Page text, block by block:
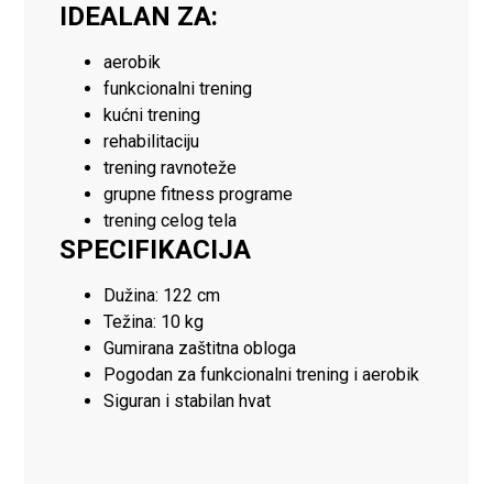
IDEALAN ZA:
aerobik
funkcionalni trening
kućni trening
rehabilitaciju
trening ravnoteže
grupne fitness programe
trening celog tela
SPECIFIKACIJA
Dužina: 122 cm
Težina: 10 kg
Gumirana zaštitna obloga
Pogodan za funkcionalni trening i aerobik
Siguran i stabilan hvat